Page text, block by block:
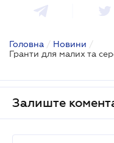
Головна / Новини /
Залиште